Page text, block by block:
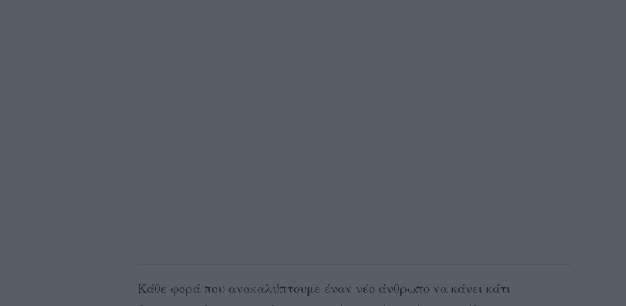
Κάθε φορά που ανακαλύπτουμε έναν νέο άνθρωπο να κάνει κάτι